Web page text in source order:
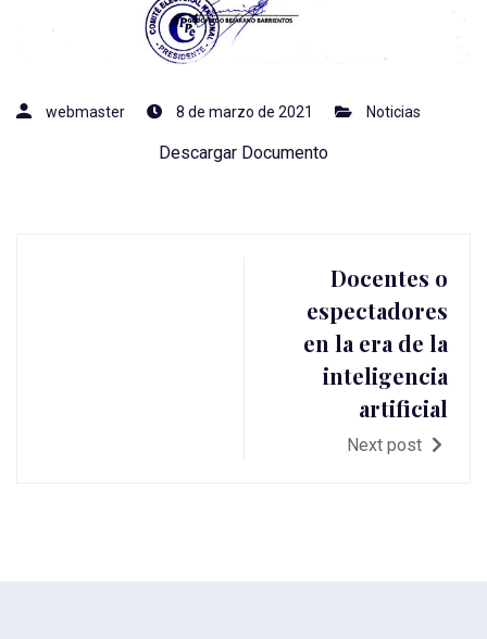
webmaster 8 de marzo de 2021 Noticias
Descargar Documento
Docentes o
espectadores
en la era de la
inteligencia
artificial
Next post